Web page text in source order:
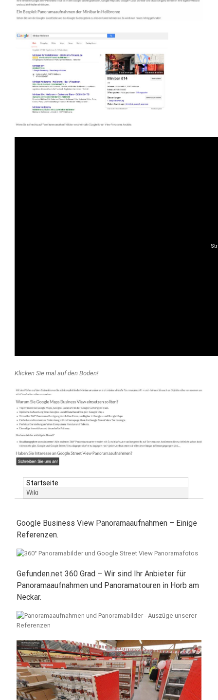
Klicken Sie mal auf den Boden!
Startseite
Wiki
Google Business View Panoramaaufnahmen – Einige
Referenzen.
Gefunden.net 360 Grad – Wir sind Ihr Anbieter für
Panoramaaufnahmen und Panoramatouren in Horb am
Neckar.